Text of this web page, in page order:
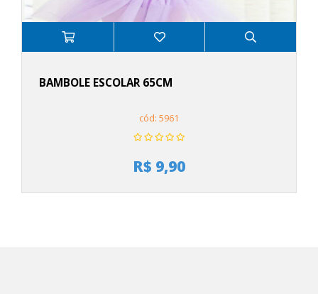
BAMBOLE ESCOLAR 65CM
cód: 5961
R$ 9,90